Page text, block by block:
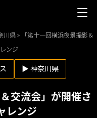
川県 >
「第十一回横浜夜景撮影＆
ンジ
▶ 神奈川県
交流会」が開催さ
レンジ